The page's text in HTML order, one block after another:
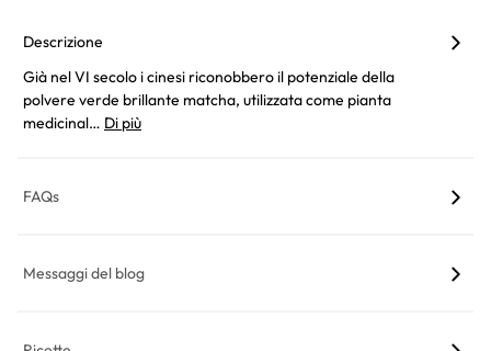
Descrizione
Già nel VI secolo i cinesi riconobbero il potenziale della
polvere verde brillante matcha, utilizzata come pianta
medicinal… Di più
FAQs
Messaggi del blog